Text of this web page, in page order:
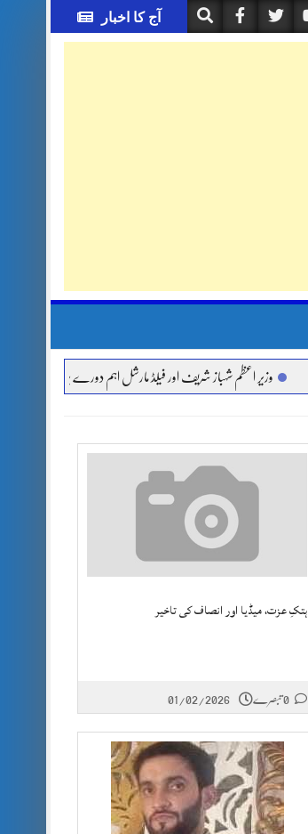
آج کا اخبار
وزیر اعظم شہباز شریف اور فیلڈ مارشل اہم دورے پر سعودی عرب روانہ
ہتکِ عزت، میڈیا اور انصاف کی تاخیر
01/02/2026